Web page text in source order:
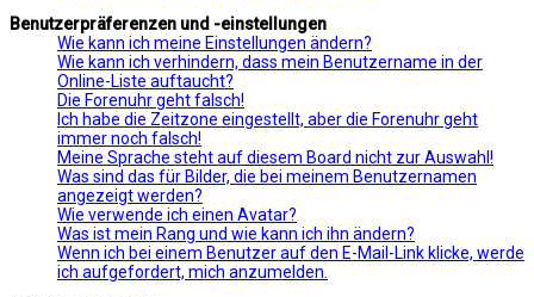
Benutzerpräferenzen und -einstellungen
Wie kann ich meine Einstellungen ändern?
Wie kann ich verhindern, dass mein Benutzername in der
Online-Liste auftaucht?
Die Forenuhr geht falsch!
Ich habe die Zeitzone eingestellt, aber die Forenuhr geht
immer noch falsch!
Meine Sprache steht auf diesem Board nicht zur Auswahl!
Was sind das für Bilder, die bei meinem Benutzernamen
angezeigt werden?
Wie verwende ich einen Avatar?
Was ist mein Rang und wie kann ich ihn ändern?
Wenn ich bei einem Benutzer auf den E-Mail-Link klicke, werde
ich aufgefordert, mich anzumelden.